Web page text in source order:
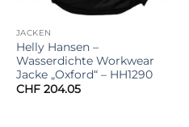
JACKEN
Helly Hansen –
Wasserdichte Workwear
Jacke „Oxford“ – HH1290
CHF204.05